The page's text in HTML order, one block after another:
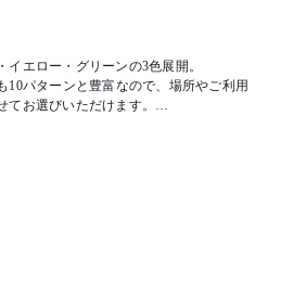
イエロー・グリーンの3色展開。
10パターンと豊富なので、場所やご利用
てお選びいただけます。
をご希望の場合は別途お見積させていた